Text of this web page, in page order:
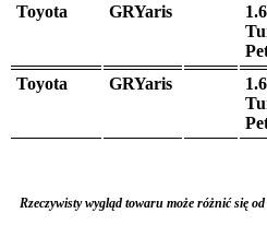
Toyota GRYaris
1.6
Toyota GRYaris
1.6
Rzeczywisty wygląd towaru może różnić się